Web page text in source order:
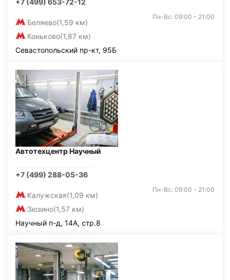
+7 (499) 653-72-12
Беляево(1,59 км)
Коньково(1,87 км)
Пн-Вс: 09:00 - 21:00
Севастопольский пр-кт, 95Б
Автотехцентр Научный
+7 (499) 288-05-36
Калужская(1,09 км)
Зюзино(1,57 км)
Пн-Вс: 09:00 - 21:00
Научный п-д, 14А, стр.8